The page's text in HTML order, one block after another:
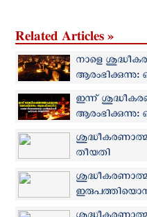
Related Articles »
നാളെ
പ്രാർത്ഥനകൾ
ഇന്ന്
പ്രാർത്ഥനകൾ
തീയതി